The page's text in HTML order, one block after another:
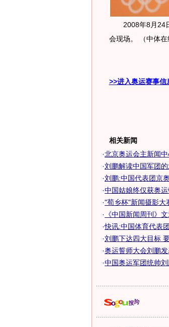
2008年8月24日
会现场。 （中体
>>进入奥运赛事
相关新闻
·北京奥运会主新闻
·刘鹏解读中国军团
·刘鹏:中国代表团京
·中国姑娘终仅获奥运
·"荀乡杯"新闻摄影大
· 《中国新闻周刊》
·快讯:中国体育代表
·刘鹏下达四大目标
·奥运誓师大会刘鹏发
·中国奥运军团统帅刘